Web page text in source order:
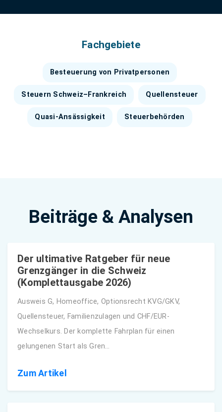
Fachgebiete
Besteuerung von Privatpersonen
Steuern Schweiz–Frankreich Quellensteuer
Quasi-Ansässigkeit Steuerbehörden
Beiträge & Analysen
Der ultimative Ratgeber für neue
Grenzgänger in die Schweiz
(Komplettausgabe 2026)
Ausweis G, Homeoffice, Optionsrecht KVG/GKV,
Quellensteuer, Familienzulagen und CHF/EUR-
Wechselkurs. Der komplette Fahrplan für einen
gelungenen Start als Gren…
Zum Artikel